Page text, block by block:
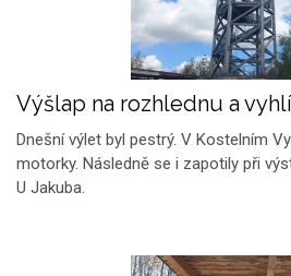
Výšlap na rozhlednu a
Dnešní výlet byl pestrý. V Kostelním
motorky. Následně se i zapotily při
U Jakuba.